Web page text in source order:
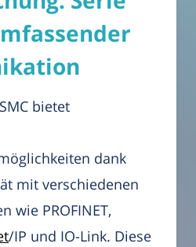
bietet
dank
mit verschiedenen
wie PROFINET,
/IP und IO-Link. Diese